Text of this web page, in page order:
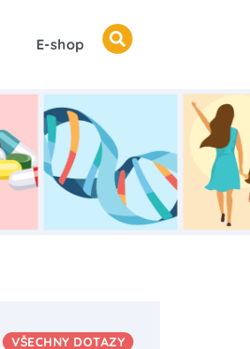
E-shop
VŠECHNY DOTAZY